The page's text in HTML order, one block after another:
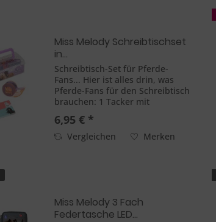
Miss Melody Schreibtischset
in...
Schreibtisch-Set für Pferde-
Fans... Hier ist alles drin, was
Pferde-Fans für den Schreibtisch
brauchen: 1 Tacker mit
Tackernadeln zum Nachfüllen, 1
Tape-Abroller mit bedrucktem
Tape, 2 radierbare Textmarker
6,95 € *
Vergleichen Merken
Miss Melody 3 Fach
Federtasche LED...